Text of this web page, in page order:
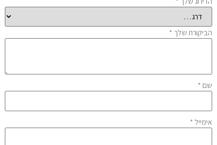
שלך*
*
*